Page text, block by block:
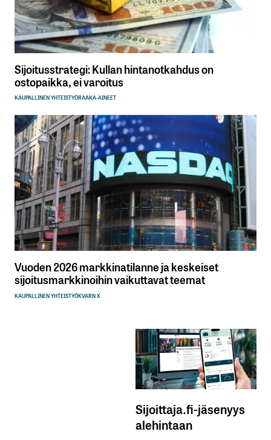
Sijoitusstrategi: Kullan hintanotkahdus on
ostopaikka, ei varoitus
KAUPALLINEN YHTEISTYÖRAAKA-AINEET
Vuoden 2026 markkinatilanne ja keskeiset
sijoitusmarkkinoihin vaikuttavat teemat
KAUPALLINEN YHTEISTYÖKVARN X
Sijoittaja.fi-jäsenyys
alehintaan